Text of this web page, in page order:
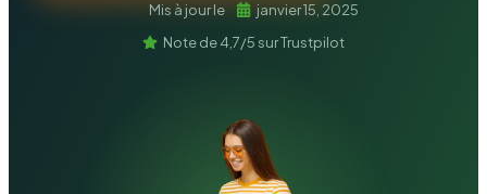
Mis à jour le
janvier 15, 2025
Note de 4,7/5 sur Trustpilot